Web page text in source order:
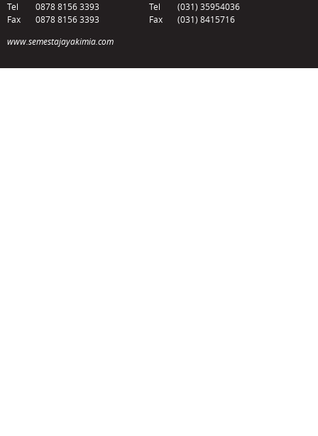
Tel
0878 8156 3393
Fax
0878 8156 3393
Tel
(031) 35954036
Fax
(031) 8415716
www.semestajayakimia.com